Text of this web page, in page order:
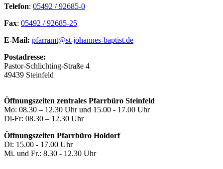
Telefon: 05492 / 92685-0
Fax: 05492 / 92685-25
E-Mail: pfarramt@st-johannes-baptist.de
Postadresse:
Pastor-Schlichting-Straße 4
49439 Steinfeld
Öffnungszeiten zentrales Pfarrbüro Steinfeld
Mo: 08.30 – 12.30 Uhr und 15.00 - 17.00 Uhr
Di-Fr: 08.30 – 12.30 Uhr
Öffnungszeiten Pfarrbüro Holdorf
Di: 15.00 - 17.00 Uhr
Mi. und Fr.: 8.30 - 12.30 Uhr